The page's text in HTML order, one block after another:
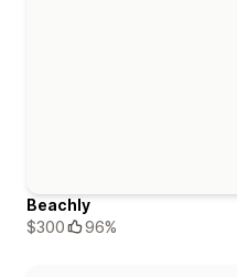
Beachly
$300
96%